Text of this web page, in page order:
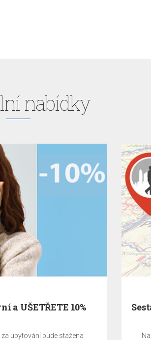
nabídky
a UŠETŘETE 10%
ubytování bude stažena